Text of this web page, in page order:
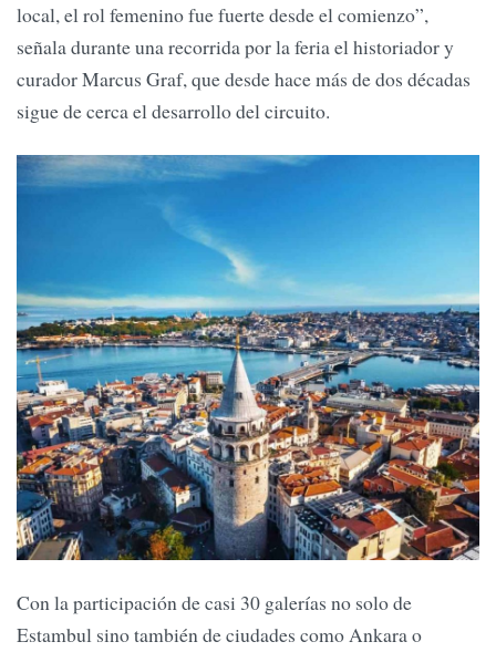
local, el rol femenino fue fuerte desde el comienzo”,
señala durante una recorrida por la feria el historiador y
curador Marcus Graf, que desde hace más de dos décadas
sigue de cerca el desarrollo del circuito.
Con la participación de casi 30 galerías no solo de
Estambul sino también de ciudades como Ankara o